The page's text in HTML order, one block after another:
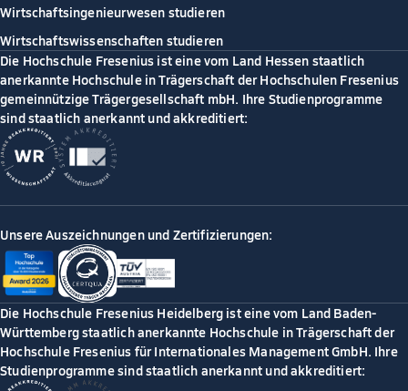
Wirtschaftsingenieurwesen studieren
Wirtschaftswissenschaften studieren
Die Hochschule Fresenius ist eine vom Land Hessen staatlich
anerkannte Hochschule in Trägerschaft der Hochschulen Fresenius
gemeinnützige Trägergesellschaft mbH. Ihre Studienprogramme
sind staatlich anerkannt und akkreditiert:
Unsere Auszeichnungen und Zertifizierungen:
Die Hochschule Fresenius Heidelberg ist eine vom Land Baden-
Württemberg staatlich anerkannte Hochschule in Trägerschaft der
Hochschule Fresenius für Internationales Management GmbH. Ihre
Studienprogramme sind staatlich anerkannt und akkreditiert: